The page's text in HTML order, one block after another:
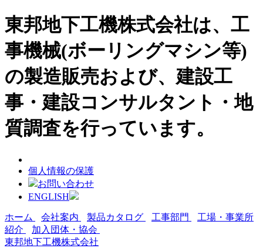
東邦地下工機株式会社は、工
事機械(ボーリングマシン等)
の製造販売および、建設工
事・建設コンサルタント・地
質調査を行っています。
個人情報の保護
お問い合わせ
ENGLISH
ホーム 会社案内 製品カタログ 工事部門
工場・事業所
紹介
加入団体・協会
東邦地下工機株式会社